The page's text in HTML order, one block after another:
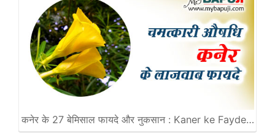
कनेर के 27 बेमिसाल फायदे और नुकसान : Kaner ke Fayde…